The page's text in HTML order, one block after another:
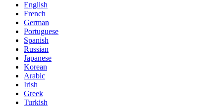
English
French
German
Portuguese
Spanish
Russian
Japanese
Korean
Arabic
Irish
Greek
Turkish